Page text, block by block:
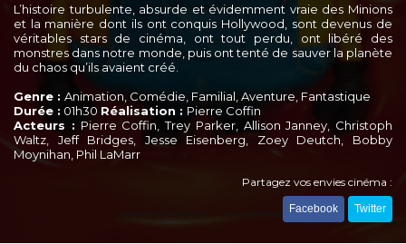
L’histoire turbulente, absurde et évidemment vraie des Minions
et la manière dont ils ont conquis Hollywood, sont devenus de
véritables stars de cinéma, ont tout perdu, ont libéré des
monstres dans notre monde, puis ont tenté de sauver la planète
du chaos qu’ils avaient créé.
Genre : Animation, Comédie, Familial, Aventure, Fantastique
Durée : 01h30 Réalisation : Pierre Coffin
Acteurs : Pierre Coffin, Trey Parker, Allison Janney, Christoph
Waltz, Jeff Bridges, Jesse Eisenberg, Zoey Deutch, Bobby
Moynihan, Phil LaMarr
Partagez vos envies cinéma :
Facebook Twitter